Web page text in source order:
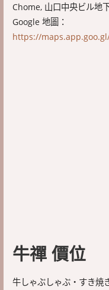
Chome, 山口中央ビル地
Google 地圖：
https://
牛禪 價位
牛しゃぶしゃぶ・すき焼